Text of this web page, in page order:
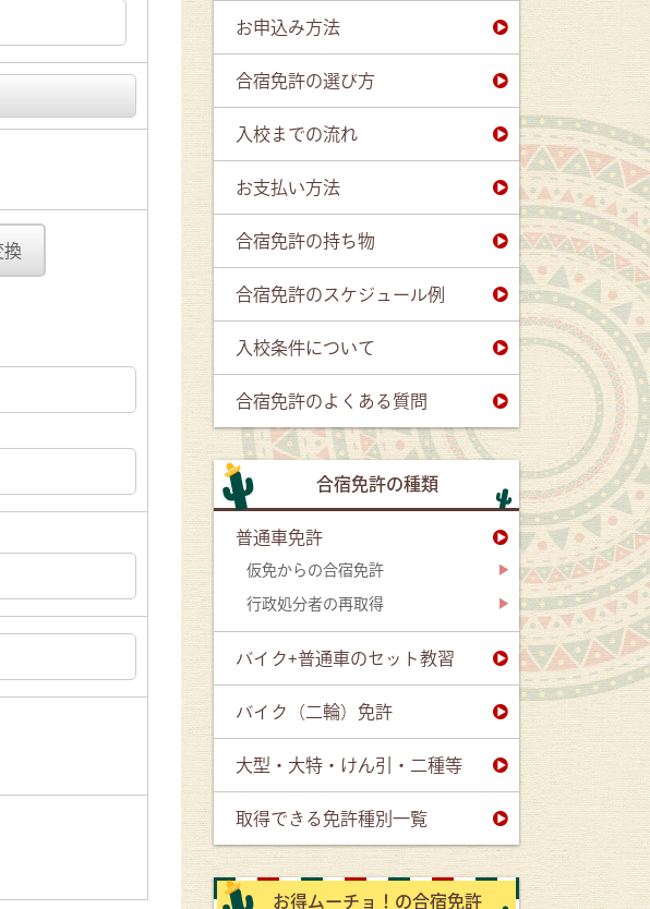
お申込み方法
合宿免許の選び方
入校までの流れ
お支払い方法
合宿免許の持ち物
合宿免許のスケジュール例
入校条件について
合宿免許のよくある質問
合宿免許の種類
普通車免許
仮免からの合宿免許
行政処分者の再取得
バイク+普通車のセット教習
バイク（二輪）免許
大型・大特・けん引・二種等
取得できる免許種別一覧
お得ムーチョ！の合宿免許